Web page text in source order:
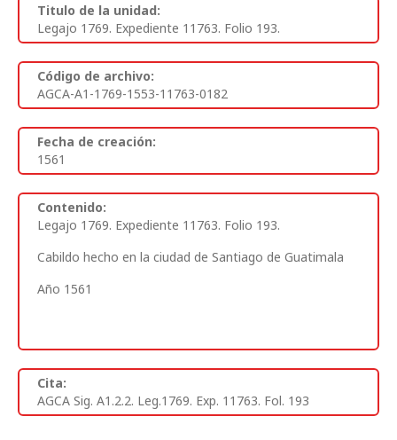
Titulo de la unidad:
Legajo 1769. Expediente 11763. Folio 193.
Código de archivo:
AGCA-A1-1769-1553-11763-0182
Fecha de creación:
1561
Contenido:
Legajo 1769. Expediente 11763. Folio 193.
Cabildo hecho en la ciudad de Santiago de Guatimala
Año 1561
Cita:
AGCA Sig. A1.2.2. Leg.1769. Exp. 11763. Fol. 193